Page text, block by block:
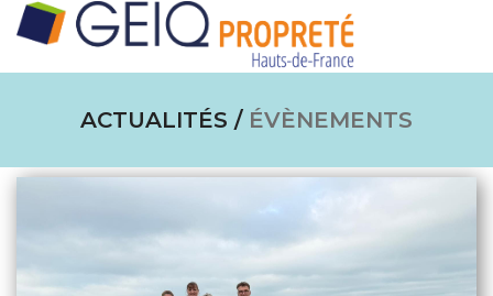
ACTUALITÉS / ÉVÈNEMENTS